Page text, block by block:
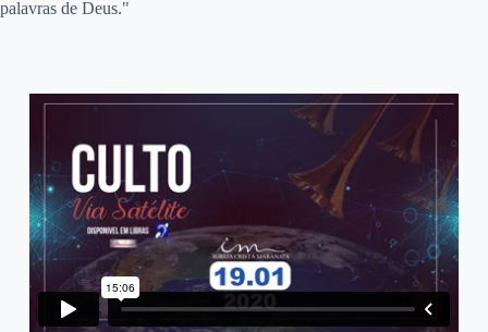
palavras de Deus."